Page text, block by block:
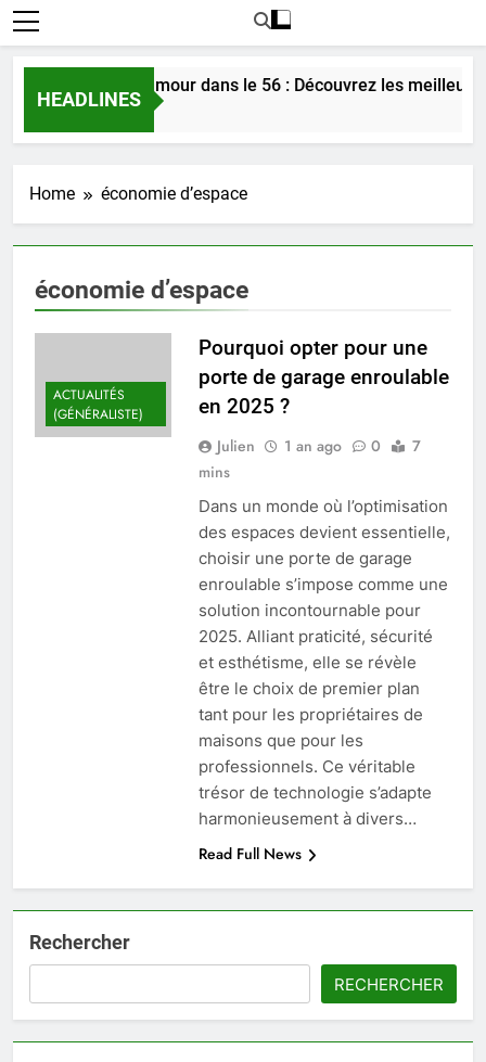
HEADLINES
Rencontrer l’amour dans le 56 : Découvrez les
3 Jours Ago
Home économie d’espace
économie d’espace
ACTUALITÉS
(GÉNÉRALISTE)
Pourquoi opter pour une
porte de garage enroulable
en 2025 ?
Julien 1 an ago 0
7
mins
Dans un monde où l’optimisation
des espaces devient essentielle,
choisir une porte de garage
enroulable s’impose comme une
solution incontournable pour
2025. Alliant praticité, sécurité
et esthétisme, elle se révèle
être le choix de premier plan
tant pour les propriétaires de
maisons que pour les
professionnels. Ce véritable
trésor de technologie s’adapte
harmonieusement à divers…
Read Full News
Rechercher
RECHERCHER